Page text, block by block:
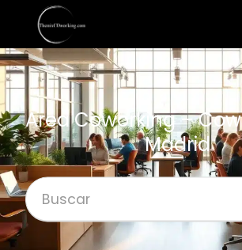
Area Coworking –
Madrid